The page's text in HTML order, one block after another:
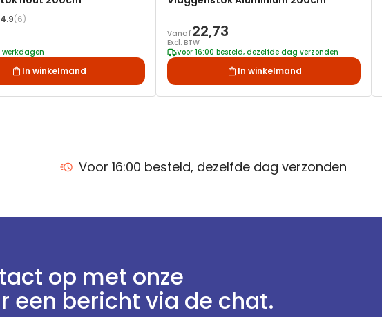
4.9(6)
werkdagen
In winkelmand
Vanaf 22,73
Excl. BTW
Voor 16:00 besteld, dezelfde dag verzonden
In winkelmand
Voor 16:00 besteld, dezelfde dag verzonden
op met onze
een bericht via de chat.